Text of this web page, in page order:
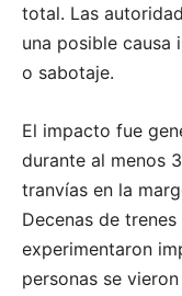
total. Las
una posible causa
o sabotaje.
El impacto fue
durante al menos
tranvías en la
Decenas de
experimentaron
personas se